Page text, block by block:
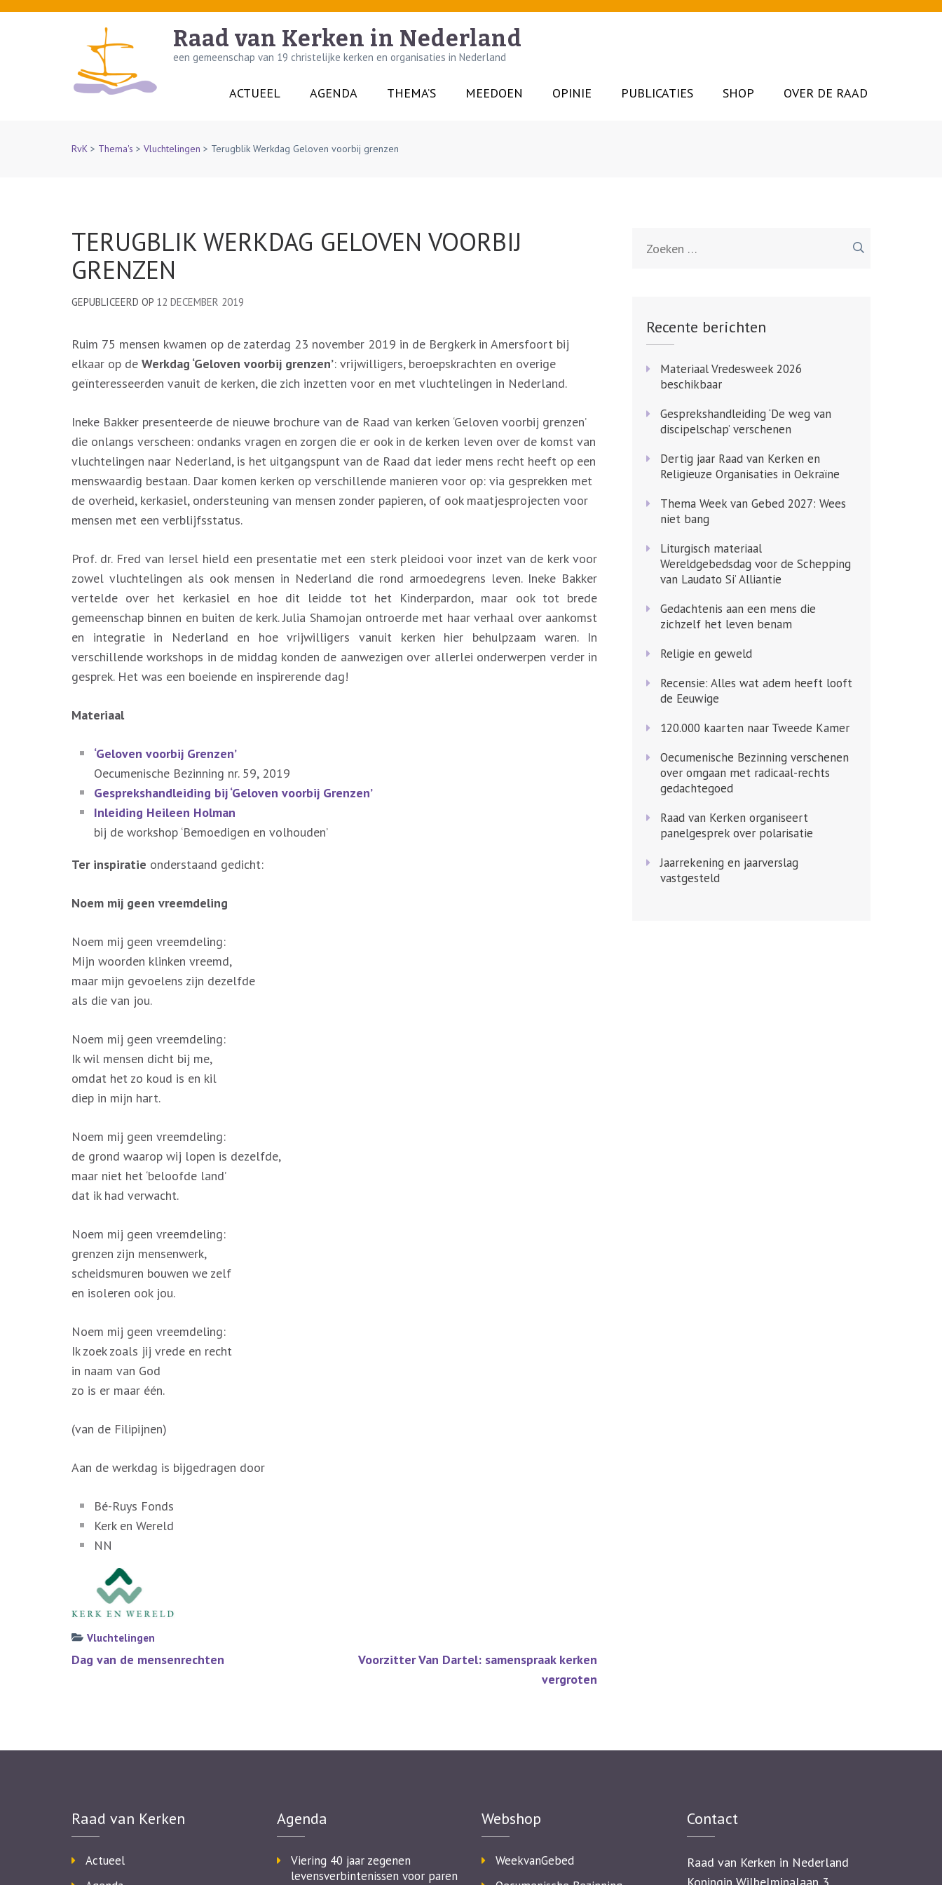
Skip
Raad van Kerken in Nederland
een gemeenschap van 19 christelijke kerken en organisaties in Nederland
ACTUEEL AGENDA THEMA’S MEEDOEN OPINIE PUBLICATIES SHOP OVER DE RAAD
RvK > Thema's > Vluchtelingen > Terugblik Werkdag Geloven voorbij grenzen
TERUGBLIK WERKDAG GELOVEN VOORBIJ
GRENZEN
GEPUBLICEERD OP 12 DECEMBER 2019
Ruim 75 mensen kwamen op de zaterdag 23 november 2019 in de Bergkerk in Amersfoort bij
elkaar op de Werkdag ‘Geloven voorbij grenzen’: vrijwilligers, beroepskrachten en overige
geïnteresseerden vanuit de kerken, die zich inzetten voor en met vluchtelingen in Nederland.
Ineke Bakker presenteerde de nieuwe brochure van de Raad van kerken ‘Geloven voorbij grenzen’
die onlangs verscheen: ondanks vragen en zorgen die er ook in de kerken leven over de komst van
vluchtelingen naar Nederland, is het uitgangspunt van de Raad dat ieder mens recht heeft op een
menswaardig bestaan. Daar komen kerken op verschillende manieren voor op: via gesprekken met
de overheid, kerkasiel, ondersteuning van mensen zonder papieren, of ook maatjesprojecten voor
mensen met een verblijfsstatus.
Prof. dr. Fred van Iersel hield een presentatie met een sterk pleidooi voor inzet van de kerk voor
zowel vluchtelingen als ook mensen in Nederland die rond armoedegrens leven. Ineke Bakker
vertelde over het kerkasiel en hoe dit leidde tot het Kinderpardon, maar ook tot brede
gemeenschap binnen en buiten de kerk. Julia Shamojan ontroerde met haar verhaal over aankomst
en integratie in Nederland en hoe vrijwilligers vanuit kerken hier behulpzaam waren. In
verschillende workshops in de middag konden de aanwezigen over allerlei onderwerpen verder in
gesprek. Het was een boeiende en inspirerende dag!
Materiaal
‘Geloven voorbij Grenzen’
Oecumenische Bezinning nr. 59, 2019
Gesprekshandleiding bij ‘Geloven voorbij Grenzen’
Inleiding Heileen Holman
bij de workshop ‘Bemoedigen en volhouden’
Ter inspiratie onderstaand gedicht:
Noem mij geen vreemdeling
Noem mij geen vreemdeling:
Mijn woorden klinken vreemd,
maar mijn gevoelens zijn dezelfde
als die van jou.
Noem mij geen vreemdeling:
Ik wil mensen dicht bij me,
omdat het zo koud is en kil
diep in mijn hart.
Noem mij geen vreemdeling:
de grond waarop wij lopen is dezelfde,
maar niet het ‘beloofde land’
dat ik had verwacht.
Noem mij geen vreemdeling:
grenzen zijn mensenwerk,
scheidsmuren bouwen we zelf
en isoleren ook jou.
Noem mij geen vreemdeling:
Ik zoek zoals jij vrede en recht
in naam van God
zo is er maar één.
(van de Filipijnen)
Aan de werkdag is bijgedragen door
Bé-Ruys Fonds
Kerk en Wereld
NN
Vluchtelingen
Bericht
Dag van de mensenrechten
Voorzitter Van Dartel: samenspraak kerken
vergroten
naar:
Recente berichten
Materiaal Vredesweek 2026
beschikbaar
Gesprekshandleiding ‘De weg van
discipelschap’ verschenen
Dertig jaar Raad van Kerken en
Religieuze Organisaties in Oekraïne
Thema Week van Gebed 2027: Wees
niet bang
Liturgisch materiaal
Wereldgebedsdag voor de Schepping
van Laudato Si’ Alliantie
Gedachtenis aan een mens die
zichzelf het leven benam
Religie en geweld
Recensie: Alles wat adem heeft looft
de Eeuwige
120.000 kaarten naar Tweede Kamer
Oecumenische Bezinning verschenen
over omgaan met radicaal-rechts
gedachtegoed
Raad van Kerken organiseert
panelgesprek over polarisatie
Jaarrekening en jaarverslag
vastgesteld
Raad van Kerken
Actueel
Agenda
Viering 40 jaar zegenen
levensverbintenissen voor paren
Webshop
WeekvanGebed
Contact
Raad van Kerken in Nederland
Koningin Wilhelminalaan 3